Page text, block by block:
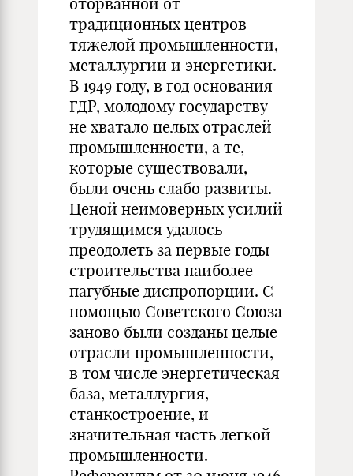
традиционных центров
тяжелой промышленности,
металлургии и энергетики.
В 1949 году, в год основания
ГДР, молодому государству
не хватало целых отраслей
промышленности, а те,
которые существовали,
были очень слабо развиты.
Ценой неимоверных усилий
трудящимся удалось
преодолеть за первые годы
строительства наиболее
пагубные диспропорции. С
помощью Советского Союза
заново были созданы целые
отрасли промышленности,
в том числе энергетическая
база, металлургия,
станкостроение, и
значительная часть легкой
промышленности.